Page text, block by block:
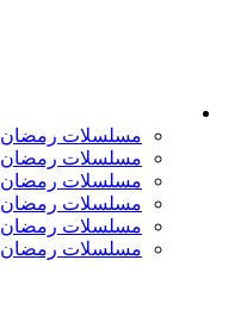
مسلسلات رمضان 2026
مسلسلات رمضان 2025
مسلسلات رمضان 2024
مسلسلات رمضان 2023
مسلسلات رمضان 2022
مسلسلات رمضان 2021